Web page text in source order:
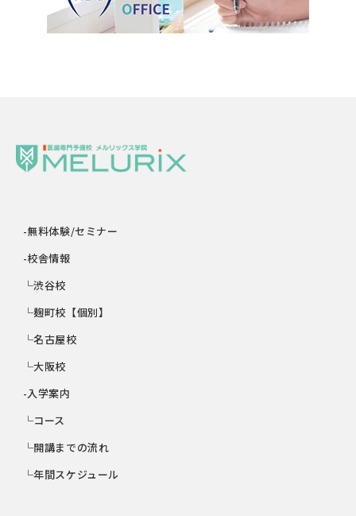
-無料体験/セミナー
-校舎情報
└渋谷校
└麹町校【個別】
└名古屋校
└大阪校
-入学案内
└コース
└開講までの流れ
└年間スケジュール